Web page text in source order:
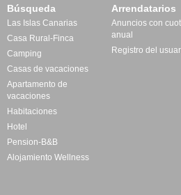
Búsqueda
Las Islas Canarias
Casa Rural-Finca
Camping
Casas de vacaciones
Apartamento de
vacaciones
Habitaciones
Hotel
Pension-B&B
Alojamiento Wellness
Arrendatarios
Anuncios con
anual
Registro del